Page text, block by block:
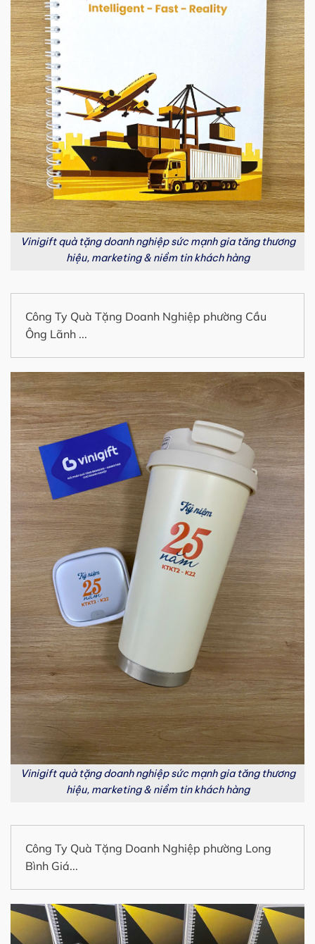
Vinigift quà tặng doanh nghiệp sức mạnh gia tăng thương
hiệu, marketing & niềm tin khách hàng
Công Ty Quà Tặng Doanh Nghiệp phường Cầu
Ông Lãnh ...
Vinigift quà tặng doanh nghiệp sức mạnh gia tăng thương
hiệu, marketing & niềm tin khách hàng
Công Ty Quà Tặng Doanh Nghiệp phường Long
Bình Giá...